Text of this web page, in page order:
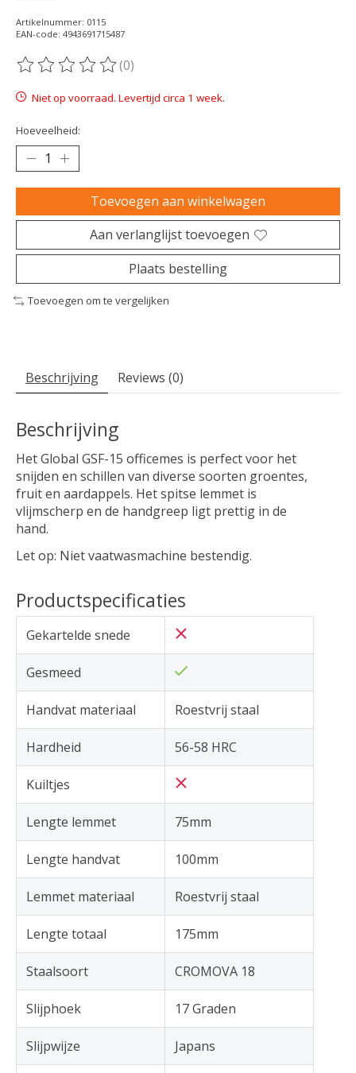
Artikelnummer: 0115
EAN-code: 4943691715487
De beoordeling van dit product is
(0)
Niet op voorraad. Levertijd circa 1 week.
Hoeveelheid:
Toevoegen aan winkelwagen
Aan verlanglijst toevoegen
Plaats bestelling
Toevoegen om te vergelijken
Beschrijving Reviews (0)
Beschrijving
Het Global GSF-15 officemes is perfect voor het
snijden en schillen van diverse soorten groentes,
fruit en aardappels. Het spitse lemmet is
vlijmscherp en de handgreep ligt prettig in de
hand.
Let op: Niet vaatwasmachine bestendig.
Productspecificaties
Gekartelde snede
Gesmeed
Handvat materiaal Roestvrij staal
Hardheid 56-58 HRC
Kuiltjes
Lengte lemmet 75mm
Lengte handvat 100mm
Lemmet materiaal Roestvrij staal
Lengte totaal 175mm
Staalsoort CROMOVA 18
Slijphoek 17 Graden
Slijpwijze Japans